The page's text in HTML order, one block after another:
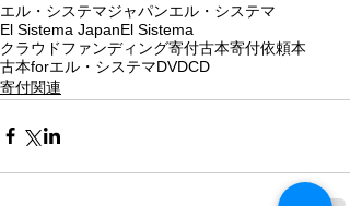
エル・システマジャパンエル・システマ
El Sistema JapanEl Sistema
クラウドファンディング寄付古本寄付依頼本
古本forエル・システマDVDCD
寄付関連